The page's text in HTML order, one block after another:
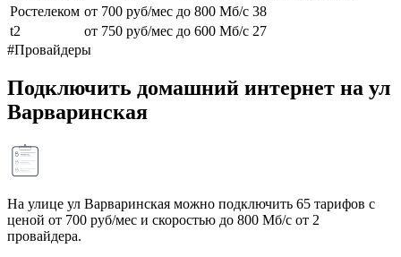
Ростелеком от 700 руб/мес до 800 Мб/с 38
t2
от 750 руб/мес до 600 Мб/с 27
#Провайдеры
Подключить домашний интернет на ул
Варваринская
На улице ул Варваринская можно подключить 65 тарифов с
ценой от 700 руб/мес и скоростью до 800 Мб/с от 2
провайдера.